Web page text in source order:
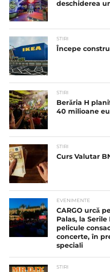
deschiderea
STIRI
Începe
STIRI
Berăria H
40 milioane
STIRI
Curs Valutar
EVENIMENTE
CARGO urcă
Palas, la
pelicule
concerte, în
speciali
STIRI